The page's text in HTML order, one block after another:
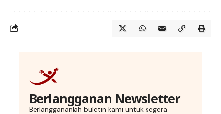
Berlangganan Newsletter
Berlanggananlah buletin kami untuk segera